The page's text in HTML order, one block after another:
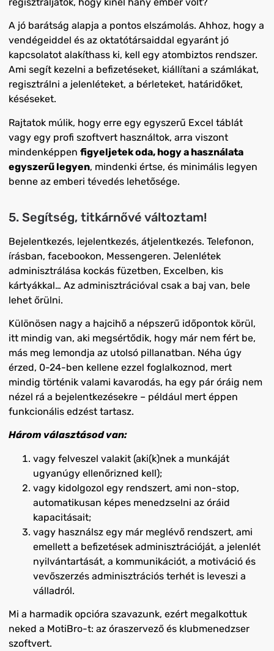
A jó barátság alapja a pontos elszámolás. Ahhoz, hogy a
vendégeiddel és az oktatótársaiddal egyaránt jó
kapcsolatot alakíthass ki, kell egy atombiztos rendszer.
Ami segít kezelni a befizetéseket, kiállítani a számlákat,
regisztrálni a jelenléteket, a bérleteket, határidőket,
késéseket.
Rajtatok múlik, hogy erre egy egyszerű Excel táblát
vagy egy profi szoftvert használtok, arra viszont
mindenképpen figyeljetek oda, hogy a használata
egyszerű legyen, mindenki értse, és minimális legyen
benne az emberi tévedés lehetősége.
5. Segítség, titkárnővé változtam!
Bejelentkezés, lejelentkezés, átjelentkezés. Telefonon,
írásban, facebookon, Messengeren. Jelenlétek
adminisztrálása kockás füzetben, Excelben, kis
kártyákkal… Az adminisztrációval csak a baj van, bele
lehet őrülni.
Különösen nagy a hajcihő a népszerű időpontok körül,
itt mindig van, aki megsértődik, hogy már nem fért be,
más meg lemondja az utolsó pillanatban. Néha úgy
érzed, 0-24-ben kellene ezzel foglalkoznod, mert
mindig történik valami kavarodás, ha egy pár óráig nem
nézel rá a bejelentkezésekre – például mert éppen
funkcionális edzést tartasz.
Három választásod van:
vagy felveszel valakit (aki(k)nek a munkáját
ugyanúgy ellenőrizned kell);
vagy kidolgozol egy rendszert, ami non-stop,
automatikusan képes menedzselni az óráid
kapacitásait;
vagy használsz egy már meglévő rendszert, ami
emellett a befizetések adminisztrációját, a jelenlét
nyilvántartását, a kommunikációt, a motiváció és
vevőszerzés adminisztrációs terhét is leveszi a
válladról.
Mi a harmadik opcióra szavazunk, ezért megalkottuk
neked a MotiBro-t: az óraszervező és klubmenedzser
szoftvert.